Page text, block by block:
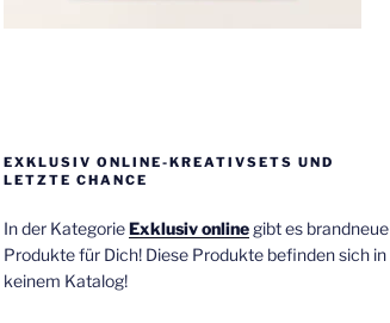
EXKLUSIV ONLINE-KREATIVSETS UND
LETZTE CHANCE
In der KategorieExklusiv onlinegibt es brandneue
Produkte für Dich! Diese Produkte befinden sich in
keinem Katalog!